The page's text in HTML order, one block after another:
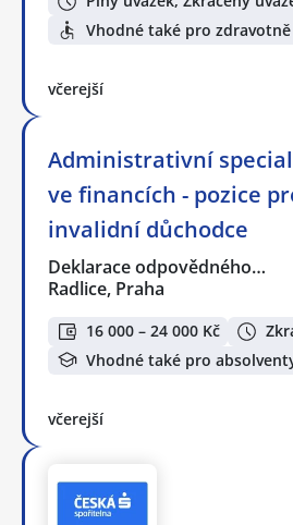
Vhodné také pro
včerejší
Administrativní
ve financích - pozice
invalidní důchodce
Deklarace odpovědného…
Radlice, Praha
16 000 – 24 000 Kč
Vhodné také pro
včerejší